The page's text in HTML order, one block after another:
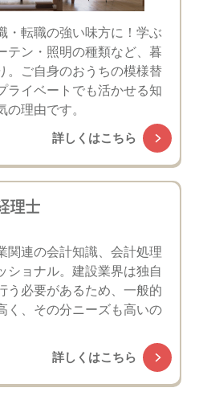
・転職の強い味方に！学ぶ
テン・照明の種類など、暮
。ご自身のおうちの模様替
ライベートでも活かせる知
の理由です。
詳しくはこちら
理士
関連の会計知識、会計処理
ショナル。建設業界は独自
う必要があるため、一般的
く、その分ニーズも高いの
詳しくはこちら